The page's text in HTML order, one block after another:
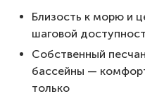
Близость к морю и
шаговой
Собственный
бассейны —
только